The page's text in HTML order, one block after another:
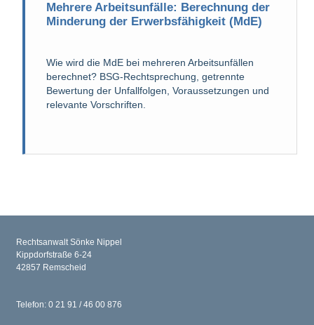
Mehrere Arbeitsunfälle: Berechnung der
Minderung der Erwerbsfähigkeit (MdE)
Wie wird die MdE bei mehreren Arbeitsunfällen
berechnet? BSG-Rechtsprechung, getrennte
Bewertung der Unfallfolgen, Voraussetzungen und
relevante Vorschriften.
Rechtsanwalt Sönke Nippel
Kippdorfstraße 6-24
42857 Remscheid
Telefon: 0 21 91 / 46 00 876